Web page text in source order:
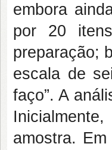
embora
por 20
preparação;
escala de
faço”. A
amostra.